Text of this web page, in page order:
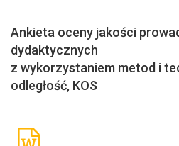
Ankieta oceny jakości
dydaktycznych
z wykorzystaniem metod i
odległość, KOS